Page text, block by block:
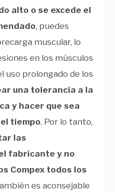
alto o se excede el
, puedes
muscular, lo
en los músculos
uso prolongado de los
una tolerancia a la
y hacer que sea
tiempo. Por lo tanto,
las
fabricante y no
Compex todos los
es aconsejable